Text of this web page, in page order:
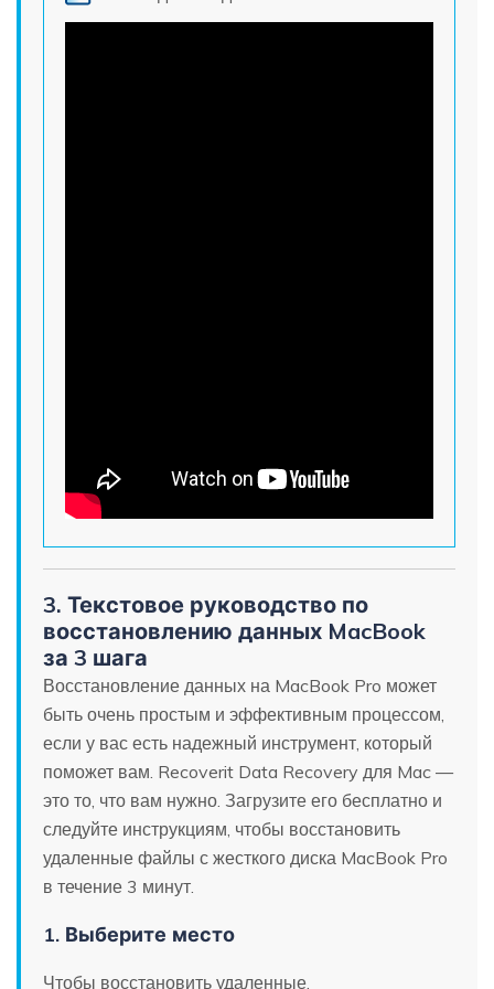
3. Текстовое руководство по
восстановлению данных MacBook
за 3 шага
Восстановление данных на MacBook Pro может
быть очень простым и эффективным процессом,
если у вас есть надежный инструмент, который
поможет вам. Recoverit Data Recovery для Mac —
это то, что вам нужно. Загрузите его бесплатно и
следуйте инструкциям, чтобы восстановить
удаленные файлы с жесткого диска MacBook Pro
в течение 3 минут.
1. Выберите место
Чтобы восстановить удаленные,